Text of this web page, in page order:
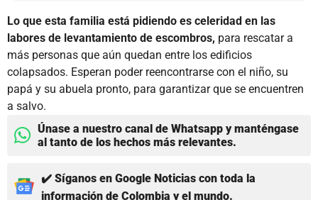
Lo que esta familia está pidiendo es celeridad en las
labores de levantamiento de escombros, para rescatar a
más personas que aún quedan entre los edificios
colapsados. Esperan poder reencontrarse con el niño, su
papá y su abuela pronto, para garantizar que se encuentren
a salvo.
Únase a nuestro canal de Whatsapp y manténgase
al tanto de los hechos más relevantes.
✔️ Síganos en Google Noticias con toda la
información de Colombia y el mundo.